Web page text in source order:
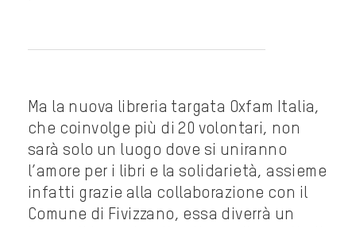
Ma la nuova libreria targata Oxfam Italia,
che coinvolge più di 20 volontari, non
sarà solo un luogo dove si uniranno
l’amore per i libri e la solidarietà, assieme
infatti grazie alla collaborazione con il
Comune di Fivizzano, essa diverrà un